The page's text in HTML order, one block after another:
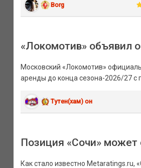
Borg
«Локомотив» объявил
Московский «Локомотив»
аренды до конца сезона-2026/27
Тутен(хам) он
Позиция «Сочи» может
Как стало известно Metaratings.ru,